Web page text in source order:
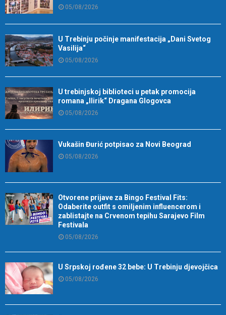
05/08/2026
U Trebinju počinje manifestacija „Dani Svetog
Vasilija“
05/08/2026
U trebinjskoj biblioteci u petak promocija
romana „Ilirik“ Dragana Glogovca
05/08/2026
Vukašin Đurić potpisao za Novi Beograd
05/08/2026
Otvorene prijave za Bingo Festival Fits:
Odaberite outfit s omiljenim influencerom i
zablistajte na Crvenom tepihu Sarajevo Film
Festivala
05/08/2026
U Srpskoj rođene 32 bebe: U Trebinju djevojčica
05/08/2026